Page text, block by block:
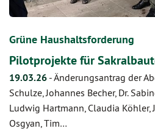
Grüne Haushaltsforderung
Pilotprojekte für
19.03.26 -Änderungsantrag der
Schulze, Johannes Becher, Dr.
Ludwig Hartmann, Claudia Köhler,
Osgyan, Tim…